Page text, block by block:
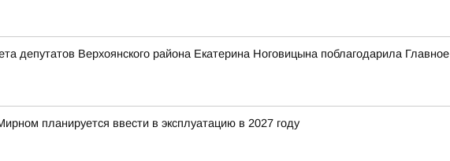
депутатов Верхоянского района Екатерина Ноговицына поблагодарила
планируется ввести в эксплуатацию в 2027 году